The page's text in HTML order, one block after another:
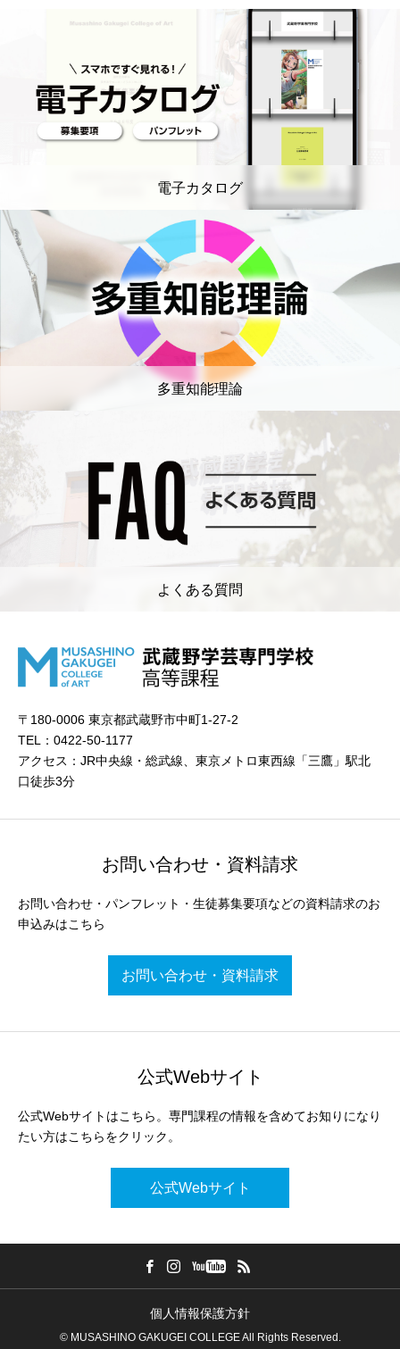
電子カタログ
多重知能理論
よくある質問
〒180-0006 東京都武蔵野市中町1-27-2
TEL：0422-50-1177
アクセス：JR中央線・総武線、東京メトロ東西線「三鷹」駅北
口徒歩3分
お問い合わせ・資料請求
お問い合わせ・パンフレット・生徒募集要項などの資料請求のお
申込みはこちら
お問い合わせ・資料請求
公式Webサイト
公式Webサイトはこちら。専門課程の情報を含めてお知りになり
たい方はこちらをクリック。
公式Webサイト
個人情報保護方針
© MUSASHINO GAKUGEI COLLEGE All Rights Reserved.